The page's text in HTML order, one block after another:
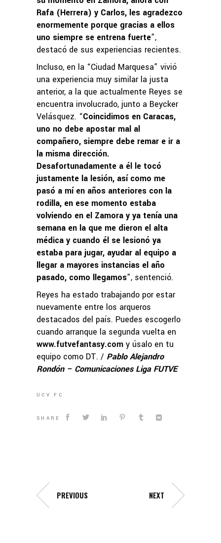
Rafa (Herrera) y Carlos, les agradezco
enormemente porque gracias a ellos
uno siempre se entrena fuerte”,
destacó de sus experiencias recientes.
Incluso, en la “Ciudad Marquesa” vivió
una experiencia muy similar la justa
anterior, a la que actualmente Reyes se
encuentra involucrado, junto a Beycker
Velásquez. “Coincidimos en Caracas,
uno no debe apostar mal al
compañero, siempre debe remar e ir a
la misma dirección.
Desafortunadamente a él le tocó
justamente la lesión, así como me
pasó a mí en años anteriores con la
rodilla, en ese momento estaba
volviendo en el Zamora y ya tenía una
semana en la que me dieron el alta
médica y cuando él se lesionó ya
estaba para jugar, ayudar al equipo a
llegar a mayores instancias el año
pasado, como llegamos”, sentenció.
Reyes ha estado trabajando por estar
nuevamente entre los arqueros
destacados del país. Puedes escogerlo
cuando arranque la segunda vuelta en
www.futvefantasy.com y úsalo en tu
equipo como DT. / Pablo Alejandro
Rondón – Comunicaciones Liga FUTVE
UCV FC
SHARE
PREVIOUS NEXT